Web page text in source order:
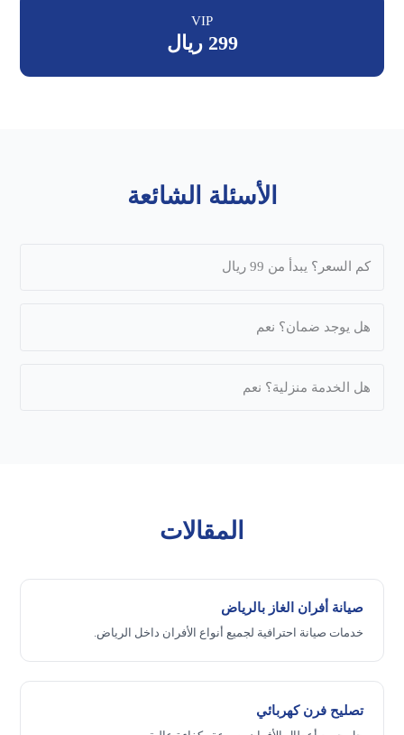
VIP
299 ريال
الأسئلة الشائعة
كم السعر؟ يبدأ من 99 ريال
هل يوجد ضمان؟ نعم
هل الخدمة منزلية؟ نعم
المقالات
صيانة أفران الغاز بالرياض
خدمات صيانة احترافية لجميع أنواع الأفران داخل الرياض.
تصليح فرن كهربائي